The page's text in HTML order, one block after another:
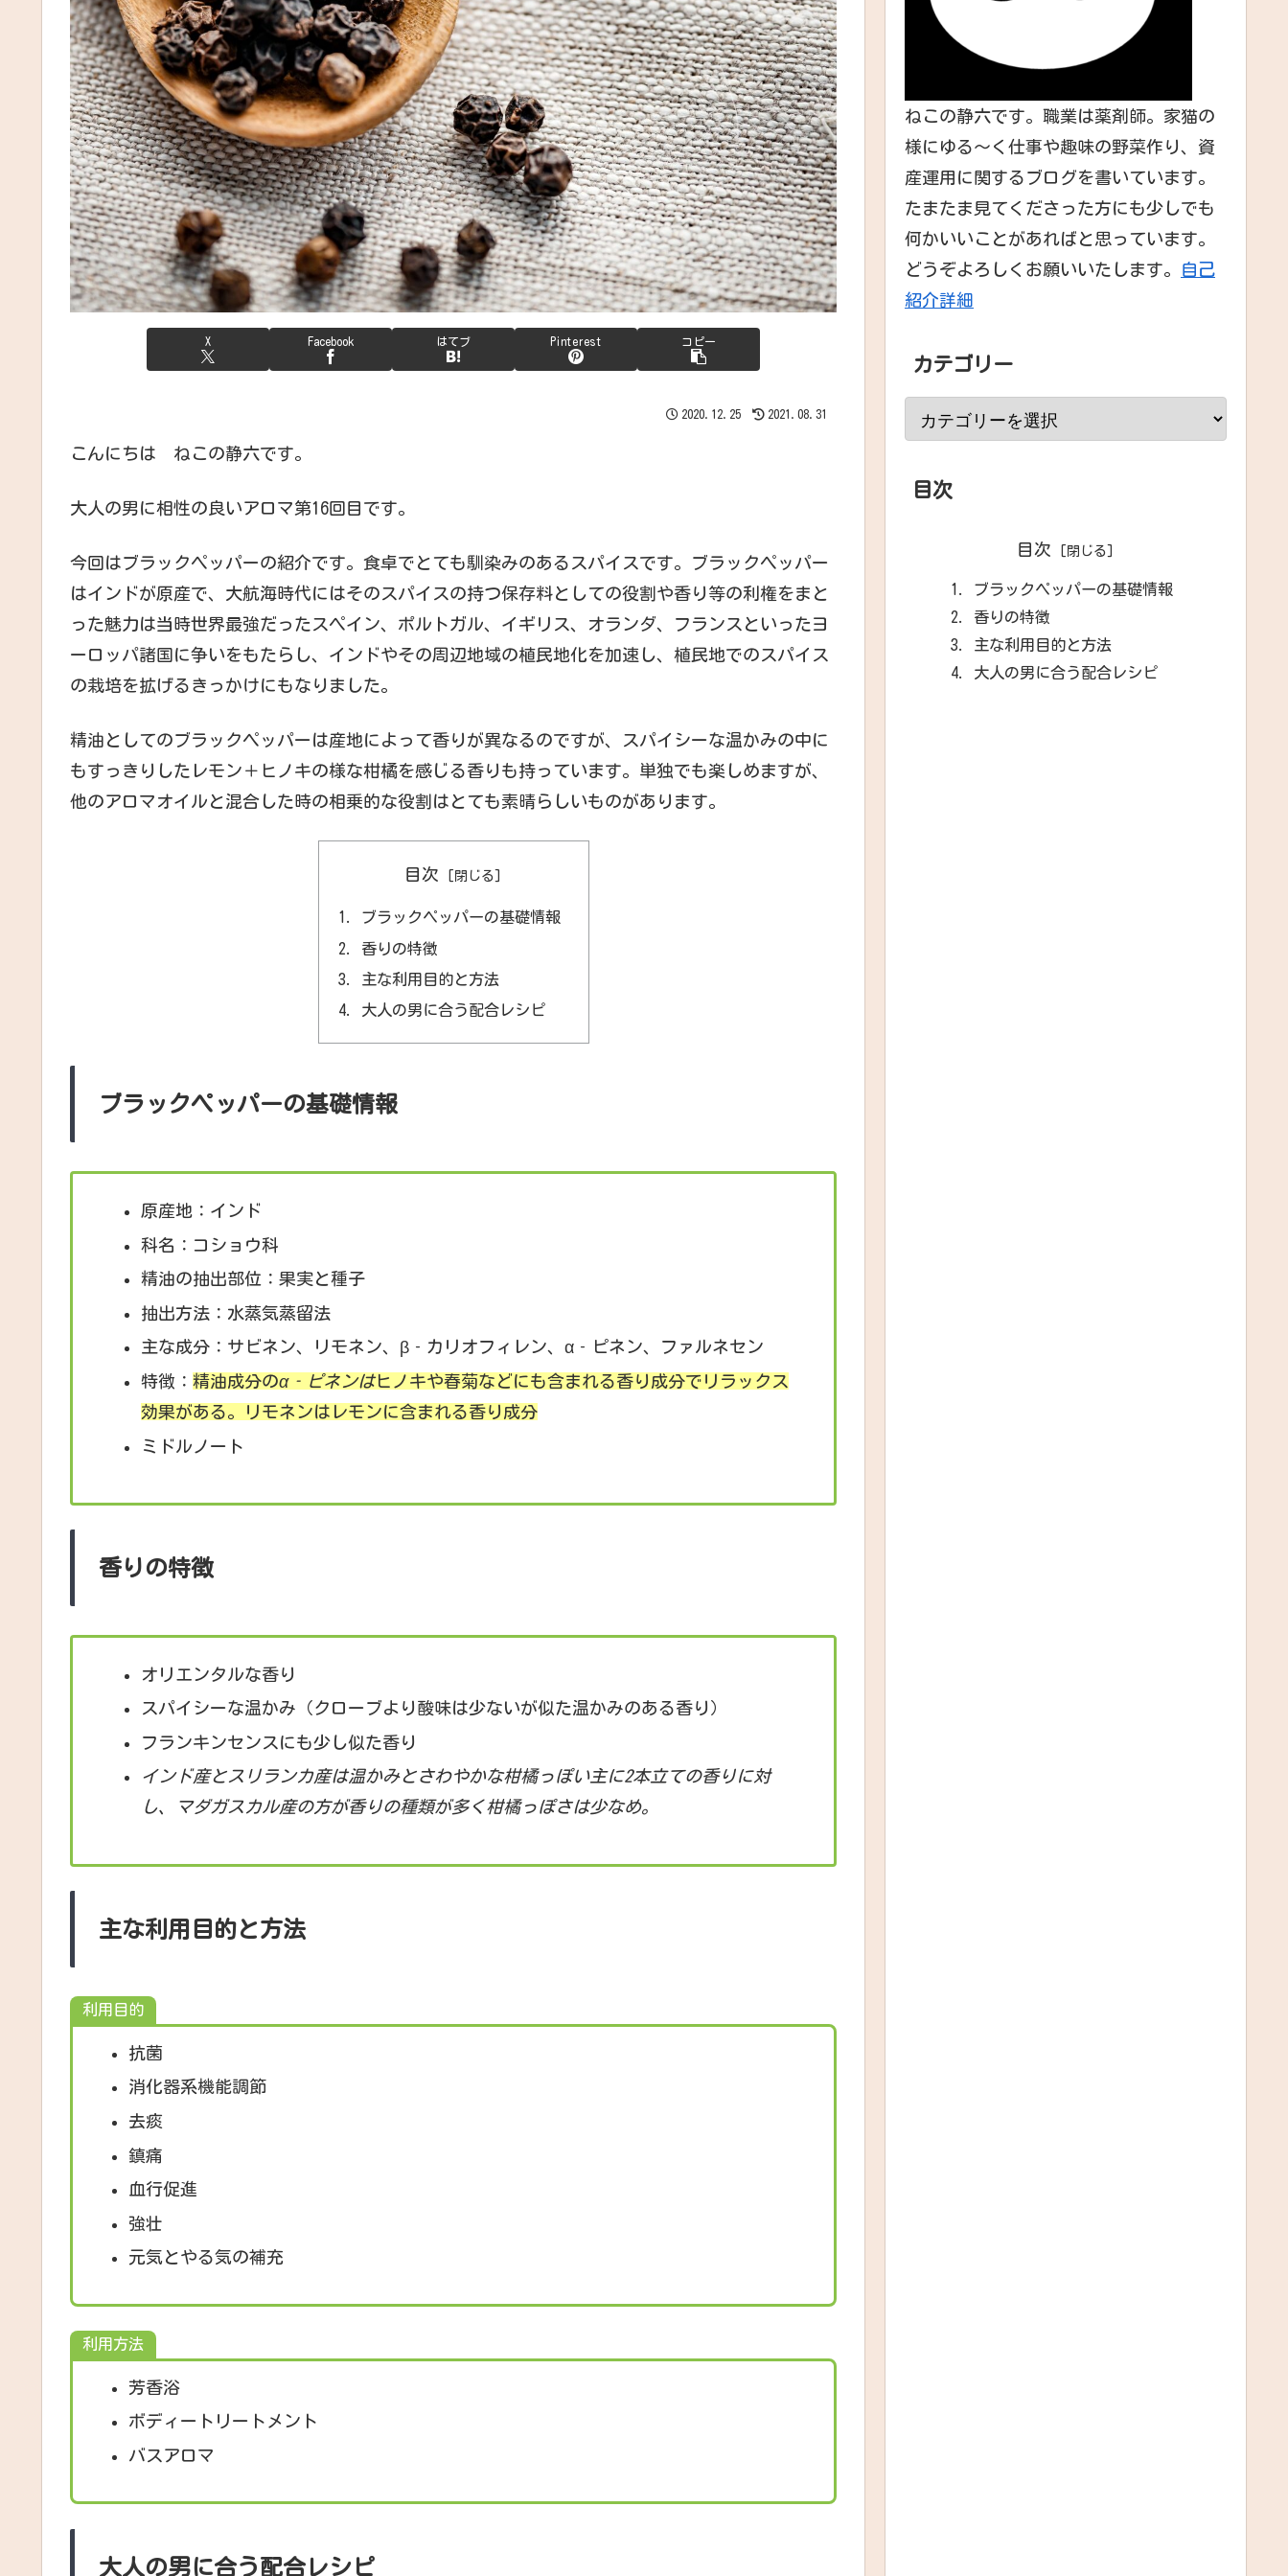
X Facebook はてブ Pinterest コピー
2020.12.25 2021.08.31
こんにちは ねこの静六です。
大人の男に相性の良いアロマ第16回目です。
今回はブラックペッパーの紹介です。食卓でとても馴染みのあるスパイスです。ブラックペッパー
はインドが原産で、大航海時代にはそのスパイスの持つ保存料としての役割や香り等の利権をまと
った魅力は当時世界最強だったスペイン、ポルトガル、イギリス、オランダ、フランスといったヨ
ーロッパ諸国に争いをもたらし、インドやその周辺地域の植民地化を加速し、植民地でのスパイス
の栽培を拡げるきっかけにもなりました。
精油としてのブラックペッパーは産地によって香りが異なるのですが、スパイシーな温かみの中に
もすっきりしたレモン＋ヒノキの様な柑橘を感じる香りも持っています。単独でも楽しめますが、
他のアロマオイルと混合した時の相乗的な役割はとても素晴らしいものがあります。
目次
ブラックペッパーの基礎情報
香りの特徴
主な利用目的と方法
大人の男に合う配合レシピ
ブラックペッパーの基礎情報
原産地：インド
科名：コショウ科
精油の抽出部位：果実と種子
抽出方法：水蒸気蒸留法
主な成分：サビネン、リモネン、β‐カリオフィレン、α‐ピネン、ファルネセン
特徴： 精油成分のα‐ピネンはヒノキや春菊などにも含まれる香り成分でリラックス
効果がある。
リモネンはレモンに含まれる香り成分
ミドルノート
香りの特徴
オリエンタルな香り
スパイシーな温かみ（クローブより酸味は少ないが似た温かみのある香り）
フランキンセンスにも少し似た香り
インド産とスリランカ産は温かみとさわやかな柑橘っぽい主に2本立ての香りに対
し、マダガスカル産の方が香りの種類が多く柑橘っぽさは少なめ。
主な利用目的と方法
利用目的
抗菌
消化器系機能調節
去痰
鎮痛
血行促進
強壮
元気とやる気の補充
利用方法
芳香浴
ボディートリートメント
バスアロマ
大人の男に合う配合レシピ
ねこの静六です。職業は薬剤師。家猫の
様にゆる～く仕事や趣味の野菜作り、資
産運用に関するブログを書いています。
たまたま見てくださった方にも少しでも
何かいいことがあればと思っています。
どうぞよろしくお願いいたします。
自己
紹介詳細
カテゴリー
目次
目次
ブラックペッパーの基礎情報
香りの特徴
主な利用目的と方法
大人の男に合う配合レシピ